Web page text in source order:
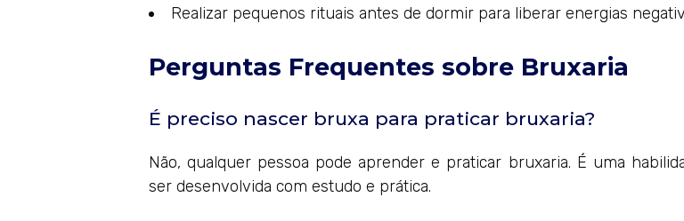
Realizar pequenos rituais antes de dormir para liberar energias
Perguntas Frequentes sobre Bruxaria
É preciso nascer bruxa para praticar bruxaria?
Não, qualquer pessoa pode aprender e praticar bruxaria. É uma
ser desenvolvida com estudo e prática.